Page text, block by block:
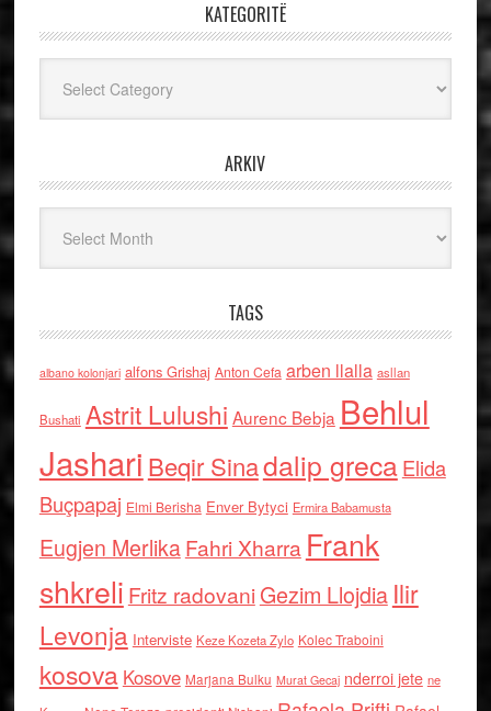
KATEGORITË
ARKIV
TAGS
albano kolonjari alfons Grishaj Anton Cefa arben llalla asllan
Bushati Astrit Lulushi Aurenc Bebja Behlul
Jashari Beqir Sinadalip grecaElida
Buçpapaj Elmi Berisha Enver Bytyci Ermira Babamusta
Eugjen MerlikaFahri Xharra Frank
shkreli Fritz radovaniGezim Llojdia Ilir
Levonja Interviste Keze Kozeta Zylo Kolec Traboini
kosova Kosove Marjana Bulku Murat Gecaj nderroi jete ne